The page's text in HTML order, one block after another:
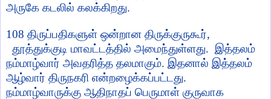
அருகே கடலில் கலக்கிறது.
108 திருப்பதிகளுள் ஒன்றான திருக்குருகூர்,
தூத்துக்குடி மாவட்டத்தில் அமைந்துள்ளது. இத்தலம்
நம்மாழ்வார் அவதரித்த தலமாகும். இதனால் இத்தலம்
ஆழ்வார் திருநகரி என்றழைக்கப்பட்டது.
நம்மாழ்வாருக்கு ஆதிநாதப் பெருமாள் குருவாக